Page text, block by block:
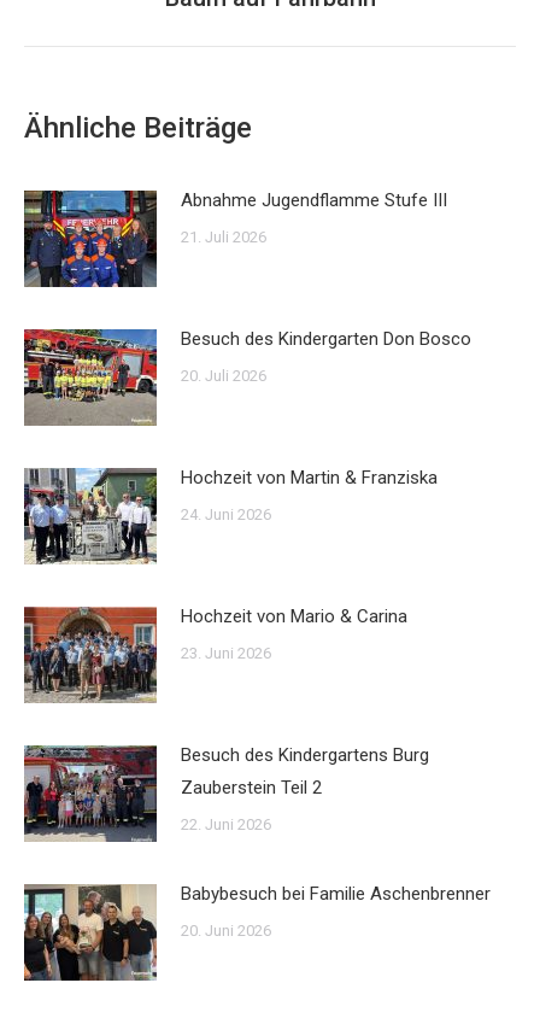
Ähnliche Beiträge
Abnahme Jugendflamme Stufe III
21. Juli 2026
Besuch des Kindergarten Don Bosco
20. Juli 2026
Hochzeit von Martin & Franziska
24. Juni 2026
Hochzeit von Mario & Carina
23. Juni 2026
Besuch des Kindergartens Burg
Zauberstein Teil 2
22. Juni 2026
Babybesuch bei Familie Aschenbrenner
20. Juni 2026